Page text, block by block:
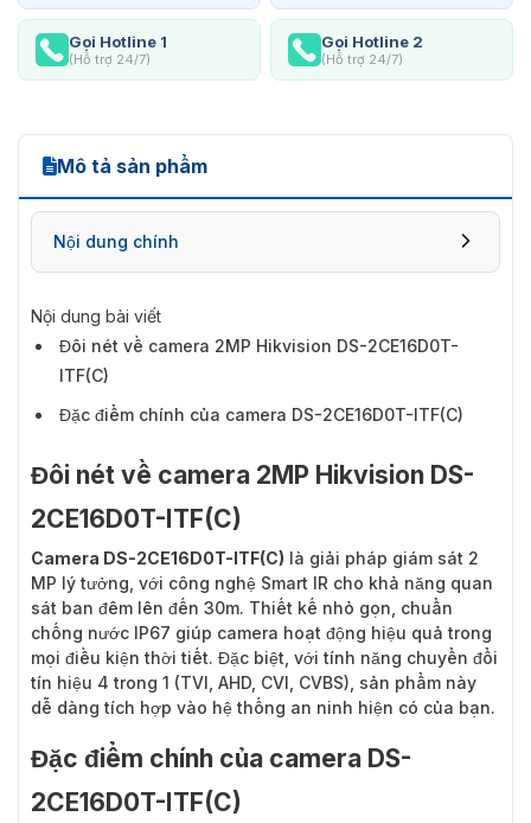
Gọi Hotline 1
(Hỗ trợ 24/7)
Gọi Hotline 2
(Hỗ trợ 24/7)
Mô tả sản phẩm
Nội dung chính
Nội dung bài viết
Đôi nét về camera 2MP Hikvision DS-2CE16D0T-
ITF(C)
Đặc điểm chính của camera DS-2CE16D0T-ITF(C)
Đôi nét về camera 2MP Hikvision DS-
2CE16D0T-ITF(C)
Camera DS-2CE16D0T-ITF(C) là giải pháp giám sát 2
MP lý tưởng, với công nghệ Smart IR cho khả năng quan
sát ban đêm lên đến 30m. Thiết kế nhỏ gọn, chuẩn
chống nước IP67 giúp camera hoạt động hiệu quả trong
mọi điều kiện thời tiết. Đặc biệt, với tính năng chuyển đổi
tín hiệu 4 trong 1 (TVI, AHD, CVI, CVBS), sản phẩm này
dễ dàng tích hợp vào hệ thống an ninh hiện có của bạn.
Đặc điểm chính của camera DS-
2CE16D0T-ITF(C)